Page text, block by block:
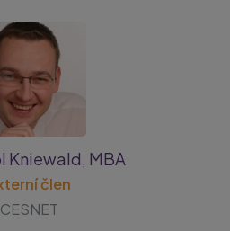
Kniewald, MBA
člen
CESNET